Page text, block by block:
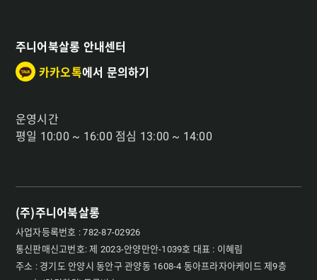
주니어북살롱 안내센터
카카오톡에서 문의하기
운영시간
평일 10:00 ~ 16:00 점심 13:00 ~ 14:00
(주)주니어북살롱
사업자등록번호 : 782-87-02926
통신판매신고번호: 제 2023-안양만안-1039호 대표 : 이혜림
주소 : 경기도 안양시 동안구 관양동 1608-4 동아프라자아케이드 제9층